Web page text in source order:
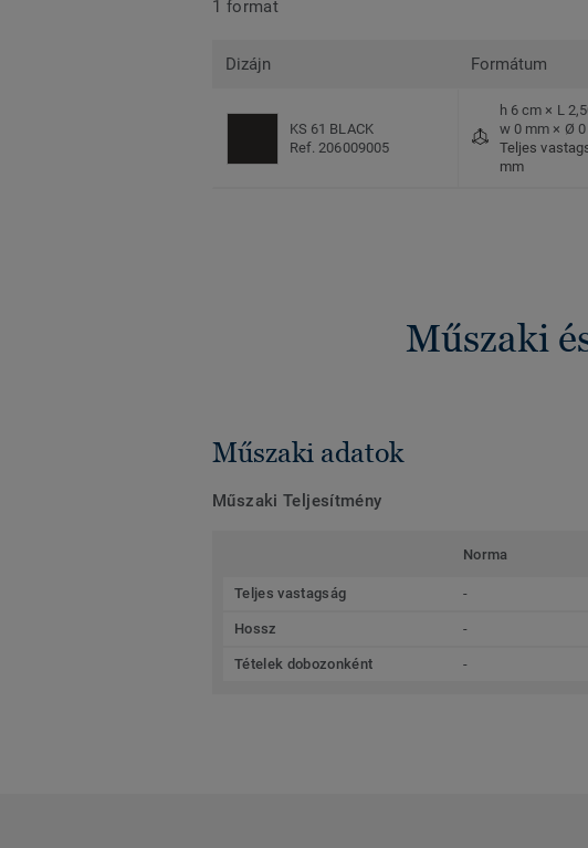
1 format
Dizájn Formátum
KS 61 BLACK
Ref. 206009005
h 6 cm × L
w 0 mm × Ø
Teljes
mm
Műszaki
Műszaki adatok
Műszaki Teljesítmény
Norma
Teljes vastagság -
Hossz -
Tételek dobozonként -